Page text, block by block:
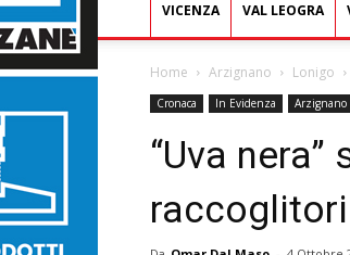
VICENZA VAL LEOGRA
Home Arzignano Lonigo
Cronaca In Evidenza Arzignano
“Uva